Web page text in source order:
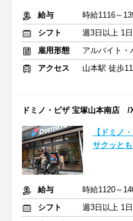
給与
時給1116～
シフト
雇用形態
アルバイト・
アクセス
山本駅 徒歩
ドミノ・ピザ 宝塚山本南店 /
【ドミノ
サクッと
給与
時給1120～
シフト